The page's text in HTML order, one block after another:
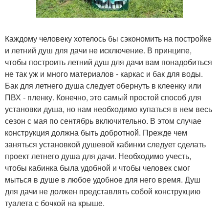
Каждому человеку хотелось бы сэкономить на постройке
и летний душ для дачи не исключение. В принципе,
чтобы построить летний душ для дачи вам понадобиться
не так уж и много материалов - каркас и бак для воды.
Бак для летнего душа следует обернуть в клеенку или
ПВХ - пленку. Конечно, это самый простой способ для
установки душа, но нам необходимо купаться в нем весь
сезон с мая по сентябрь включительно. В этом случае
конструкция должна быть добротной. Прежде чем
заняться установкой душевой кабинки следует сделать
проект летнего душа для дачи. Необходимо учесть,
чтобы кабинка была удобной и чтобы человек смог
мыться в душе в любое удобное для него время. Душ
для дачи не должен представлять собой конструкцию
туалета с бочкой на крыше.